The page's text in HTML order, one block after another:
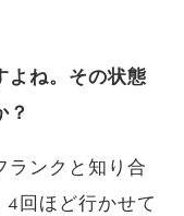
ね。その状態
？
ランクと知り合
回ほど行かせて